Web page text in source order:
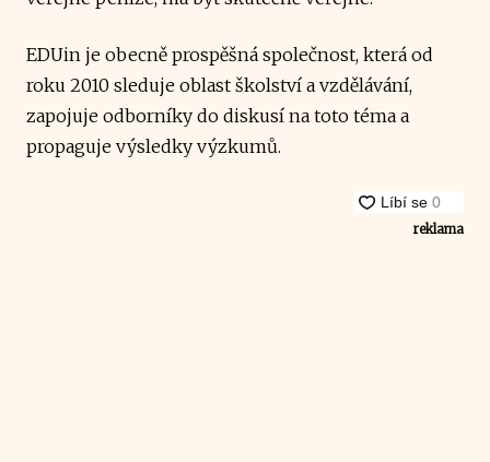
EDUin je obecně prospěšná společnost, která od
roku 2010 sleduje oblast školství a vzdělávání,
zapojuje odborníky do diskusí na toto téma a
propaguje výsledky výzkumů.
reklama